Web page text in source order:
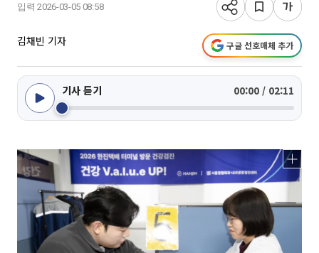
입력 2026-03-05 08:58
김채빈 기자 구글 선호매체 추가
기사 듣기 00:00 / 02:11